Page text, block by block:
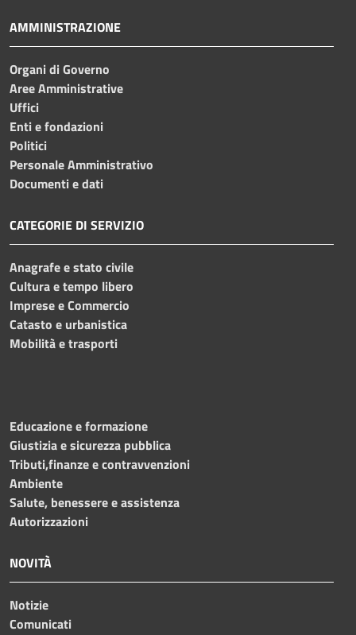
AMMINISTRAZIONE
Organi di Governo
Aree Amministrative
Uffici
Enti e fondazioni
Politici
Personale Amministrativo
Documenti e dati
CATEGORIE DI SERVIZIO
Anagrafe e stato civile
Cultura e tempo libero
Imprese e Commercio
Catasto e urbanistica
Mobilità e trasporti
Educazione e formazione
Giustizia e sicurezza pubblica
Tributi,finanze e contravvenzioni
Ambiente
Salute, benessere e assistenza
Autorizzazioni
NOVITÀ
Notizie
Comunicati